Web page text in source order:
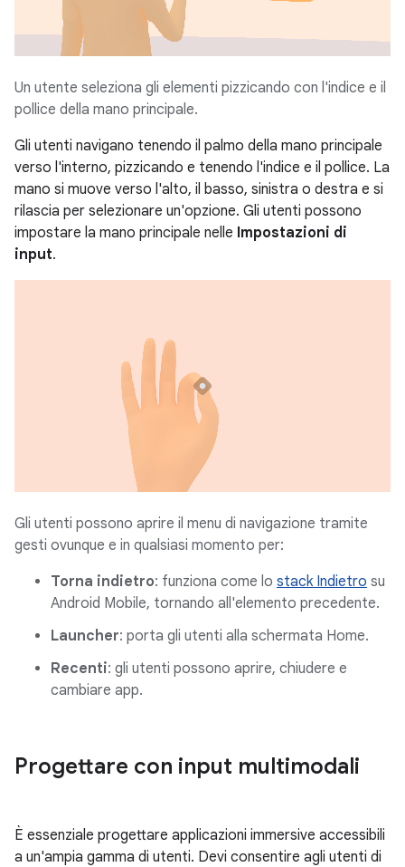
Un utente seleziona gli elementi pizzicando con l'indice e il
pollice della mano principale.
Gli utenti navigano tenendo il palmo della mano principale
verso l'interno, pizzicando e tenendo l'indice e il pollice. La
mano si muove verso l'alto, il basso, sinistra o destra e si
rilascia per selezionare un'opzione. Gli utenti possono
impostare la mano principale nelle Impostazioni di
input.
Gli utenti possono aprire il menu di navigazione tramite
gesti ovunque e in qualsiasi momento per:
Torna indietro: funziona come lo stack Indietro su
Android Mobile, tornando all'elemento precedente.
Launcher: porta gli utenti alla schermata Home.
Recenti: gli utenti possono aprire, chiudere e
cambiare app.
Progettare con input multimodali
È essenziale progettare applicazioni immersive accessibili
a un'ampia gamma di utenti. Devi consentire agli utenti di